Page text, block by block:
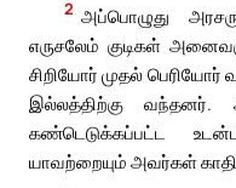
2 அப்பொழுது
எருசலேம் குடிகள்
சிறியோர் முதல்
இல்லத்திற்கு
கண்டெடுக்கப்பட்ட
யாவற்றையும் அவர்கள்